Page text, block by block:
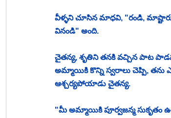
వీళ్ళని చూసిన మాధవి, "రండి,
వినండి" అంది.
చైతన్య, శృతిని తనకి వచ్చిన పాట
అమ్మాయికి కొన్ని స్వరాలు చెప్పి, తను
ఆశ్చర్యపోయాడు చైతన్య.
"మీ అమ్మాయికి పూర్వజన్మ సుకృతం